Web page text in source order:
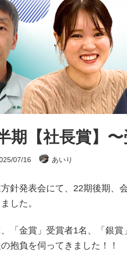
期【社長賞】
07/16 あいり
針発表会にて、22期後期、
した。
「金賞」受賞者1名、「銀
抱負を伺ってきました！！